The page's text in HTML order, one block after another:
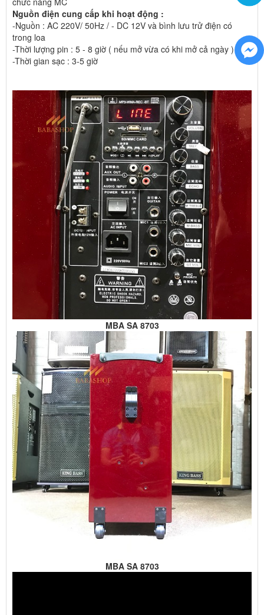
Nguồn điện cung cấp khi hoạt động :
-Nguồn : AC 220V/ 50Hz / - DC 12V và bình lưu trử điện có
trong loa
-Thời lượng pin : 5 - 8 giờ ( nếu mở vừa có khi mở cả ngày )
-Thời gian sạc : 3-5 giờ
MBA SA 8703
MBA SA 8703